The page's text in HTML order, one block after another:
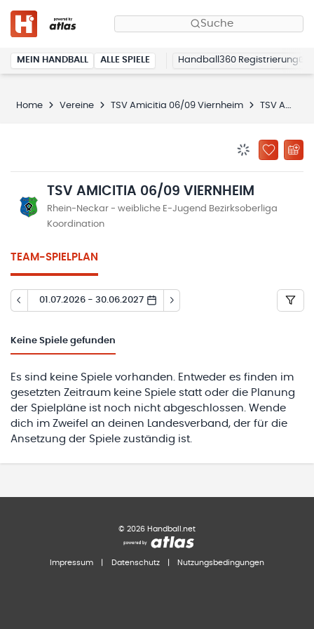
Suche
MEIN HANDBALL ALLE SPIELE Handball360 Registrierung
Home Vereine TSV Amicitia 06/09 Viernheim TSV Amicitia 06/09 Viernheim
ZU
TSV AMICITIA 06/09 VIERNHEIM
Rhein-Neckar - weibliche E-Jugend Bezirksoberliga
Koordination
TEAM-SPIELPLAN
01.07.2026 - 30.06.2027
Keine Spiele gefunden
Es sind keine Spiele vorhanden. Entweder es finden im
gesetzten Zeitraum keine Spiele statt oder die Planung
der Spielpläne ist noch nicht abgeschlossen. Wende
dich im Zweifel an deinen Landesverband, der für die
Ansetzung der Spiele zuständig ist.
© 2026 Handball.net
Impressum Datenschutz Nutzungsbedingungen